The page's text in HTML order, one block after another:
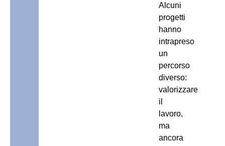
Alcuni
progetti
hanno
intrapreso
un
percorso
diverso:
valorizzare
il
lavoro,
ma
ancora